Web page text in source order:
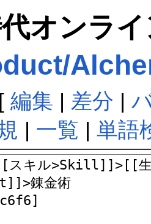
オンラ
編集 | 差分 |
| 一覧 | 単語